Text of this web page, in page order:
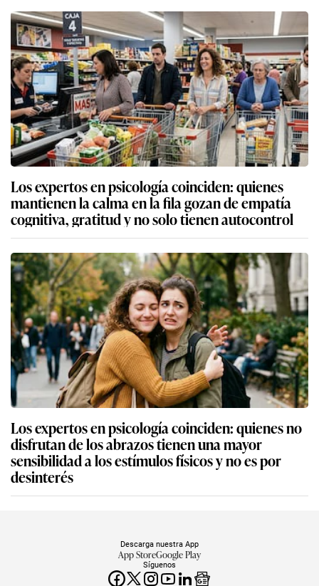
Los expertos en psicología coinciden: quienes
mantienen la calma en la fila gozan de empatía
cognitiva, gratitud y no solo tienen autocontrol
Los expertos en psicología coinciden: quienes no
disfrutan de los abrazos tienen una mayor
sensibilidad a los estímulos físicos y no es por
desinterés
Síguenos
Descarga nuestra App
App StoreGoogle Play